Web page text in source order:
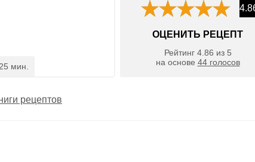
мин.
ОЦЕНИТЬ РЕЦЕПТ
Рейтинг 4.86 из 5
на основе 44голосов
рецептов